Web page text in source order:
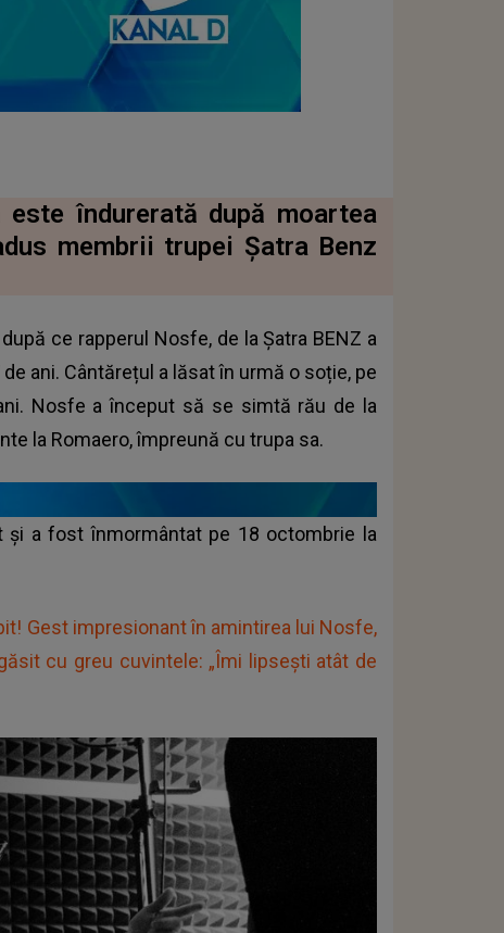
îndurerată după moartea
membrii trupei Șatra Benz
ce rapperul Nosfe, de la Șatra BENZ a
ani. Cântărețul a lăsat în urmă o soție, pe
Nosfe a început să se simtă rău de la
la Romaero, împreună cu trupa sa.
și a fost înmormântat pe 18 octombrie la
Gest impresionant în amintirea lui Nosfe,
cu greu cuvintele: „Îmi lipsești atât de